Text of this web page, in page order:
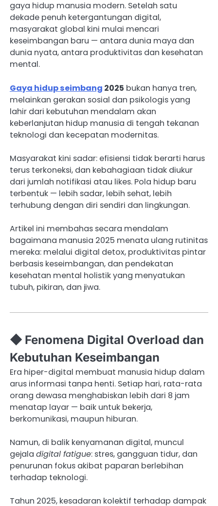
gaya hidup manusia modern. Setelah satu
dekade penuh ketergantungan digital,
masyarakat global kini mulai mencari
keseimbangan baru — antara dunia maya dan
dunia nyata, antara produktivitas dan kesehatan
mental.
Gaya hidup seimbang 2025 bukan hanya tren,
melainkan gerakan sosial dan psikologis yang
lahir dari kebutuhan mendalam akan
keberlanjutan hidup manusia di tengah tekanan
teknologi dan kecepatan modernitas.
Masyarakat kini sadar: efisiensi tidak berarti harus
terus terkoneksi, dan kebahagiaan tidak diukur
dari jumlah notifikasi atau likes. Pola hidup baru
terbentuk — lebih sadar, lebih sehat, lebih
terhubung dengan diri sendiri dan lingkungan.
Artikel ini membahas secara mendalam
bagaimana manusia 2025 menata ulang rutinitas
mereka: melalui digital detox, produktivitas pintar
berbasis keseimbangan, dan pendekatan
kesehatan mental holistik yang menyatukan
tubuh, pikiran, dan jiwa.
◆ Fenomena Digital Overload dan
Kebutuhan Keseimbangan
Era hiper-digital membuat manusia hidup dalam
arus informasi tanpa henti. Setiap hari, rata-rata
orang dewasa menghabiskan lebih dari 8 jam
menatap layar — baik untuk bekerja,
berkomunikasi, maupun hiburan.
Namun, di balik kenyamanan digital, muncul
gejala digital fatigue: stres, gangguan tidur, dan
penurunan fokus akibat paparan berlebihan
terhadap teknologi.
Tahun 2025, kesadaran kolektif terhadap dampak